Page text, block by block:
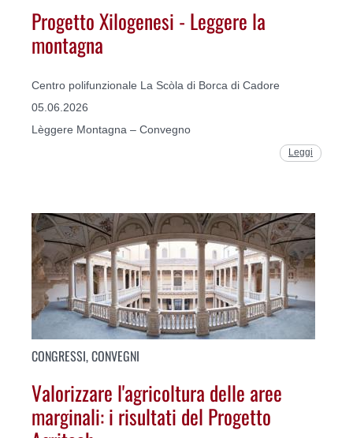
Progetto Xilogenesi - Leggere la
montagna
Centro polifunzionale La Scòla di Borca di Cadore
05.06.2026
Lèggere Montagna – Convegno
Leggi
CONGRESSI, CONVEGNI
Valorizzare l'agricoltura delle aree
marginali: i risultati del Progetto